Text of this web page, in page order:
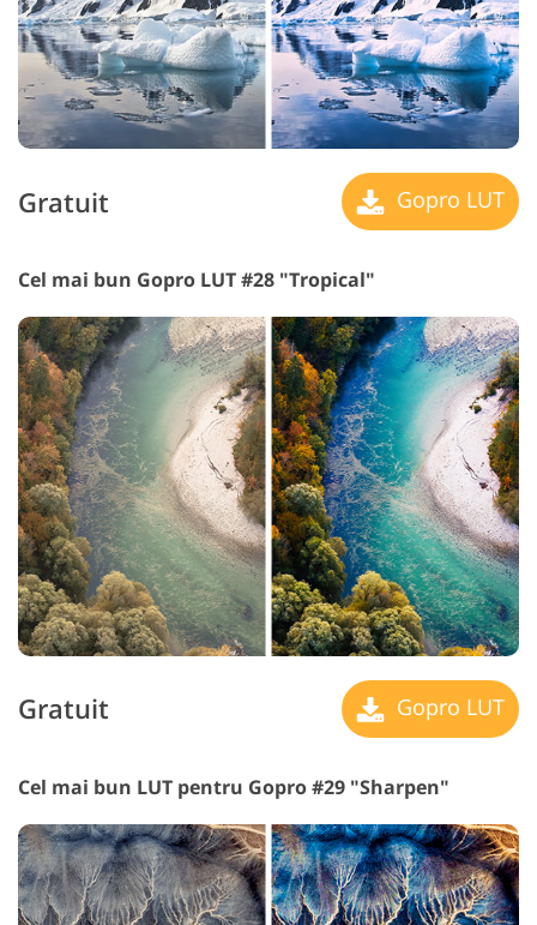
Gratuit Gopro LUT
Cel mai bun Gopro LUT #28 "Tropical"
Gratuit Gopro LUT
Cel mai bun LUT pentru Gopro #29 "Sharpen"